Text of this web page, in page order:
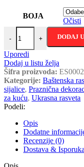
BOJA
Očisti
-
Kotur sijalica 100m SVE
+ DODAJ
Uporedi
Dodaj u listu želja
Šifra proizvoda:
Kategorije: Baštenska
sijalice, Praznična
za kuću, Ukrasna rasveta
Podeli:
Opis
Dodatne
Recenzije (0)
Dostava & Isporuka